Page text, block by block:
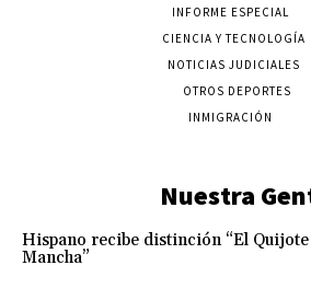
INFORME ESPECIAL
CIENCIA Y TECNOLOGÍA
NOTICIAS JUDICIALES
OTROS DEPORTES
INMIGRACIÓN
Nuestra
Hispano recibe distinción “El Quijote
Mancha”